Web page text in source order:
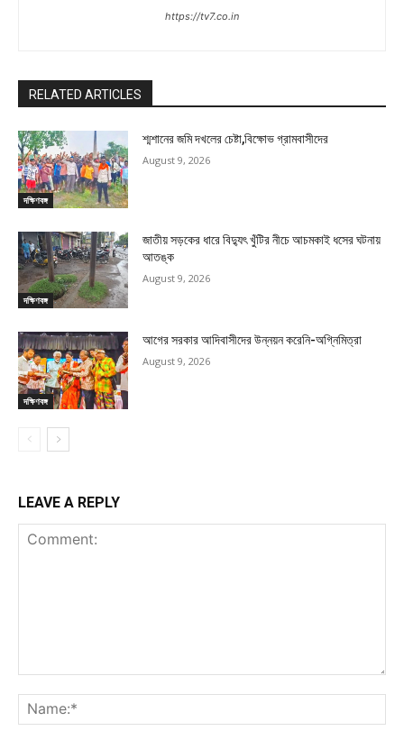
https://tv7.co.in
RELATED ARTICLES
দক্ষিণবঙ্গ
শ্মশানের জমি দখলের চেষ্টা,বিক্ষোভ গ্রামবাসীদের
August 9, 2026
দক্ষিণবঙ্গ
জাতীয় সড়কের ধারে বিদ্যুৎ খুঁটির নীচে আচমকাই ধসের ঘটনায়
আতঙ্ক
August 9, 2026
দক্ষিণবঙ্গ
আগের সরকার আদিবাসীদের উন্নয়ন করেনি-অগ্নিমিত্রা
August 9, 2026
LEAVE A REPLY